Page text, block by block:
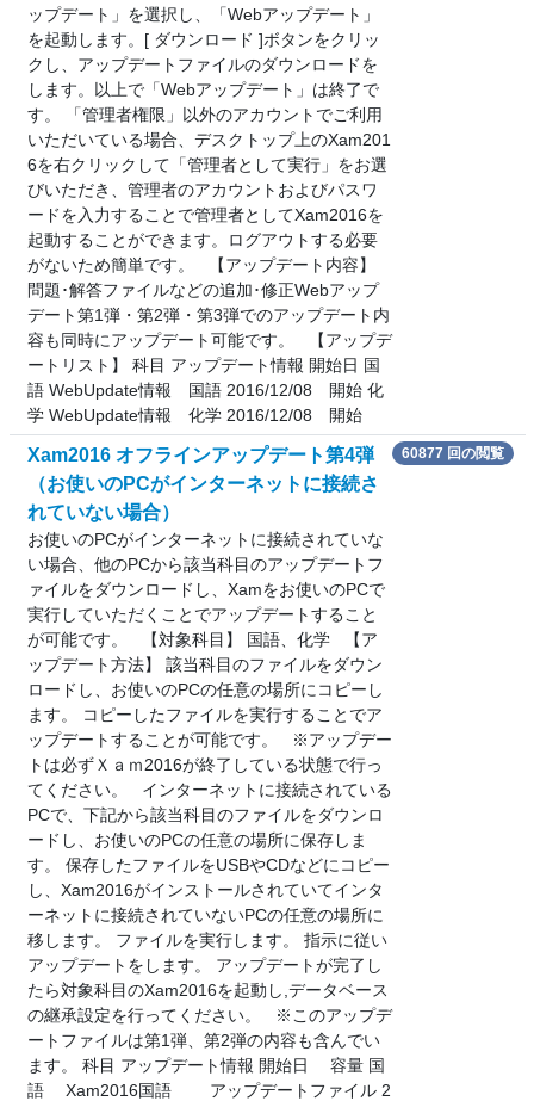
ップデート」を選択し、「Webアップデート」
を起動します。[ ダウンロード ]ボタンをクリッ
クし、アップデートファイルのダウンロードを
します。以上で「Webアップデート」は終了で
す。 「管理者権限」以外のアカウントでご利用
いただいている場合、デスクトップ上のXam201
6を右クリックして「管理者として実行」をお選
びいただき、管理者のアカウントおよびパスワ
ードを入力することで管理者としてXam2016を
起動することができます。ログアウトする必要
がないため簡単です。 【アップデート内容】
問題･解答ファイルなどの追加･修正Webアップ
デート第1弾・第2弾・第3弾でのアップデート内
容も同時にアップデート可能です。 【アップデ
ートリスト】 科目 アップデート情報 開始日 国
語 WebUpdate情報 国語 2016/12/08 開始 化
学 WebUpdate情報 化学 2016/12/08 開始
Xam2016 オフラインアップデート第4弾
（お使いのPCがインターネットに接続さ
れていない場合）
お使いのPCがインターネットに接続されていな
い場合、他のPCから該当科目のアップデートフ
ァイルをダウンロードし、Xamをお使いのPCで
実行していただくことでアップデートすること
が可能です。 【対象科目】 国語、化学 【ア
ップデート方法】 該当科目のファイルをダウン
ロードし、お使いのPCの任意の場所にコピーし
ます。 コピーしたファイルを実行することでア
ップデートすることが可能です。 ※アップデー
トは必ずＸａｍ2016が終了している状態で行っ
てください。 インターネットに接続されている
PCで、下記から該当科目のファイルをダウンロ
ードし、お使いのPCの任意の場所に保存しま
す。 保存したファイルをUSBやCDなどにコピー
し、Xam2016がインストールされていてインタ
ーネットに接続されていないPCの任意の場所に
移します。 ファイルを実行します。 指示に従い
アップデートをします。 アップデートが完了し
たら対象科目のXam2016を起動し,データベース
の継承設定を行ってください。 ※このアップデ
ートファイルは第1弾、第2弾の内容も含んでい
ます。 科目 アップデート情報 開始日 容量 国
語 Xam2016国語 アップデートファイル 2
60877 回の閲覧